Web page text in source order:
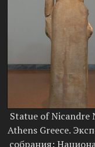
Statue of Nicandre
Athens Greece.
собрания: